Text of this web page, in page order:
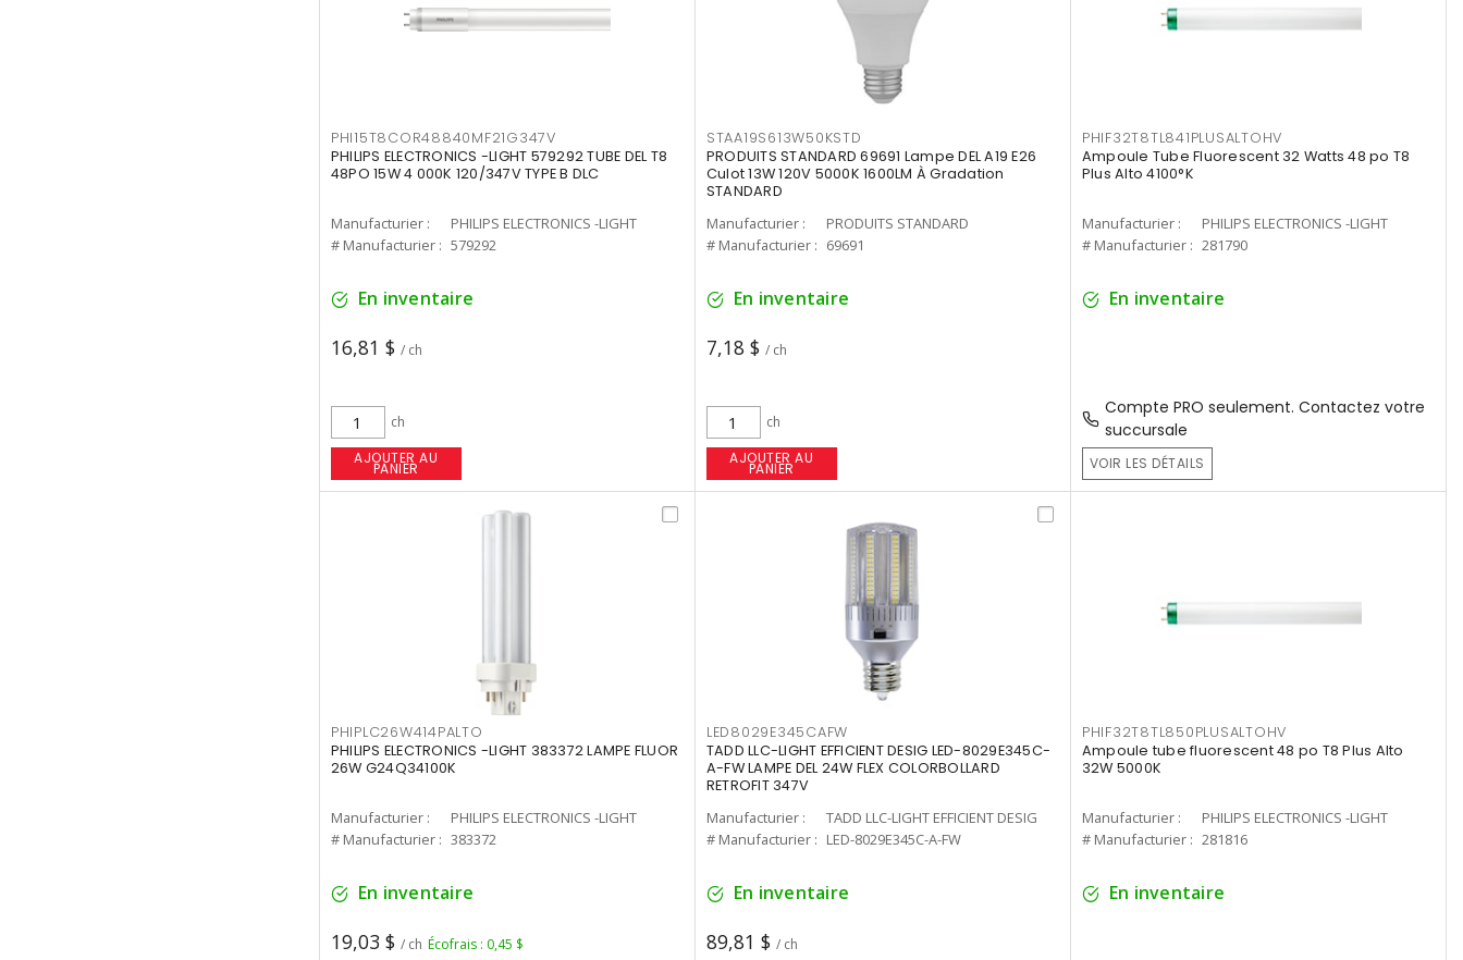
PHI15T8COR48840MF21G347V
PHILIPS ELECTRONICS -LIGHT 579292 TUBE DEL T8
48PO 15W 4 000K 120/347V TYPE B DLC
Manufacturier :
PHILIPS ELECTRONICS -LIGHT
# Manufacturier : 579292
En inventaire
16,81 $ / ch
ch
AJOUTER AU
PANIER
STAA19S613W50KSTD
PRODUITS STANDARD 69691 Lampe DEL A19 E26
Culot 13W 120V 5000K 1600LM À Gradation
STANDARD
Manufacturier :
PRODUITS STANDARD
# Manufacturier : 69691
En inventaire
7,18 $ / ch
ch
AJOUTER AU
PANIER
PHIF32T8TL841PLUSALTOHV
Ampoule Tube Fluorescent 32 Watts 48 po T8
Plus Alto 4100°K
Manufacturier :
PHILIPS ELECTRONICS -LIGHT
# Manufacturier : 281790
En inventaire
Compte PRO seulement. Contactez votre
succursale
VOIR LES DÉTAILS
PHIPLC26W414PALTO
PHILIPS ELECTRONICS -LIGHT 383372 LAMPE FLUOR
26W G24Q34100K
Manufacturier :
PHILIPS ELECTRONICS -LIGHT
# Manufacturier : 383372
En inventaire
19,03 $ / ch Écofrais : 0,45 $
LED8029E345CAFW
TADD LLC-LIGHT EFFICIENT DESIG LED-8029E345C-
A-FW LAMPE DEL 24W FLEX COLORBOLLARD
RETROFIT 347V
Manufacturier :
TADD LLC-LIGHT EFFICIENT DESIG
# Manufacturier : LED-8029E345C-A-FW
En inventaire
89,81 $ / ch
PHIF32T8TL850PLUSALTOHV
Ampoule tube fluorescent 48 po T8 Plus Alto
32W 5000K
Manufacturier :
PHILIPS ELECTRONICS -LIGHT
# Manufacturier : 281816
En inventaire